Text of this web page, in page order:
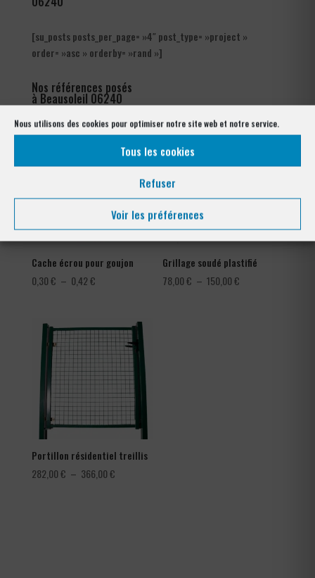
Nous utilisons des cookies pour optimiser notre site web et notre service.
Tous les cookies
Refuser
Voir les préférences
[su_posts posts_per_page= »4″ post_type= »project »
order= »asc » orderby= »rand »]
Nos références posés
à Beausoleil 06240
Cache écrou pour goujon
0,30€ – 0,42€Plage
0,30 €
à
Grillage soudé plastifié
78,00€ – 150,00€
Portillon résidentiel treillis
282,00€ – 366,00€Plage